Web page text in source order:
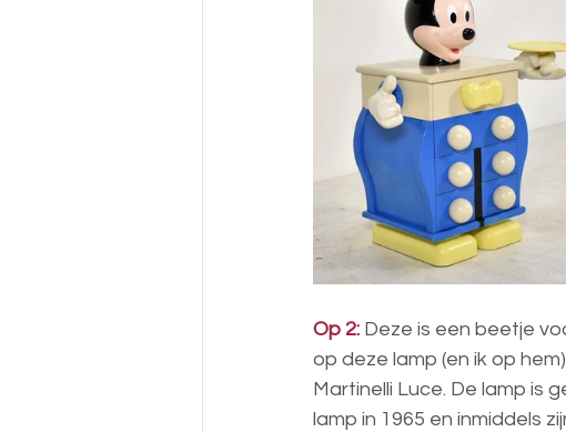
Op 2: Deze is een beetje
op deze lamp (en ik op
Martinelli Luce. De lamp is
lamp in 1965 en inmiddels